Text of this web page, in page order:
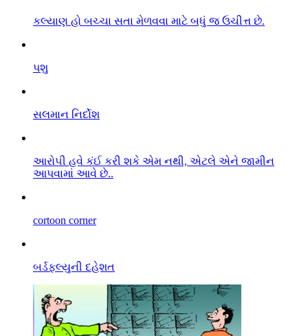
કલ્યાણ હો બચ્ચા સતા મેળવવા માટે બધું જ ઉચીત્ત છે.
પશુ
સલમાન નિર્દોશ
આરો૫ી હવે કંઈ કરી શકે એમ નથી, એટલે એને જામીન
આપવામાં આવે છે..
cortoon corner
બર્ડફલ્યુની દહેશત